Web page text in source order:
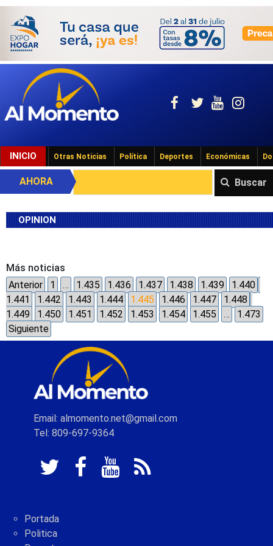
INICIO Otras Noticias Política Deportes Económicas
Buscar
AHORA
OPINION
Más noticias
Anterior
1 … 1.435 1.436 1.437 1.438 1.439
1.440
1.441
1.442 1.443 1.444 1.445 1.446 1.447
1.448
1.449
1.450 1.451 1.452 1.453 1.454 1.455 …
1.473
Siguiente
Email: almomento.net@gmail.com
Tel: 809-697-9364
Portada
Politica